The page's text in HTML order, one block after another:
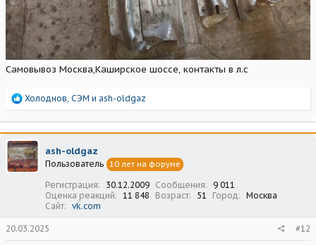
Самовывоз Москва,Каширское шоссе, контакты в л.с
Р
а
к
ц
и
и
Холоднов СЭМ и ash-oldgaz
ash-oldgaz
Пользователь 10 лет на форуме
Регистрация 30.12.2009 Сообщения
9 011
Оценка реакций
11 848 Возраст 51 Город
Москва
Сайт
vk.com
20.03.2025 #12